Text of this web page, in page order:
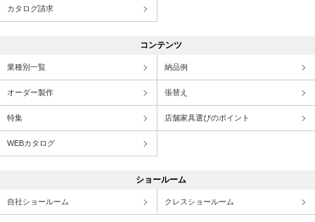
カタログ請求
コンテンツ
業種別一覧 納品例
オーダー製作 張替え
特集 店舗家具選びのポイント
WEBカタログ
ショールーム
自社ショールーム クレスショールーム